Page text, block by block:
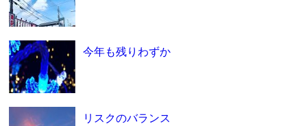
今年も残りわずか
リスクのバランス